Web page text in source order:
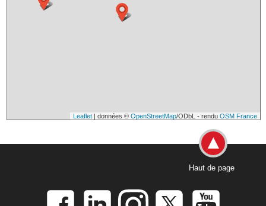
Leaflet| données © OpenStreetMap/ODbL - rendu OSM France
Haut de page